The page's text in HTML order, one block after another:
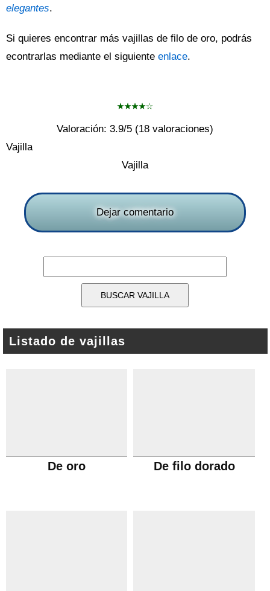
elegantes.
Si quieres encontrar más vajillas de filo de oro, podrás
econtrarlas mediante el siguiente enlace.
Valoración: 3.9/5 (18 valoraciones)
Vajilla
Vajilla
Dejar comentario
Listado de vajillas
De oro De filo dorado